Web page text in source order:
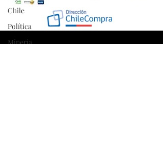
Chile
Política
Mineria